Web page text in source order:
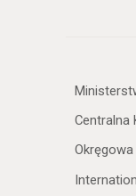
Centralna